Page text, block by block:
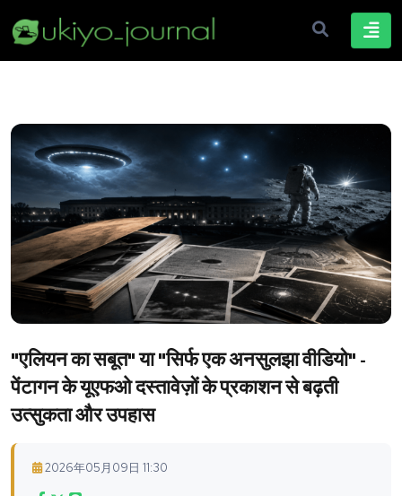
"एलियन का सबूत" या "सिर्फ एक अनसुलझा वीडियो" -
पेंटागन के यूएफओ दस्तावेज़ों के प्रकाशन से बढ़ती
उत्सुकता और उपहास
2026年05月09日 11:30